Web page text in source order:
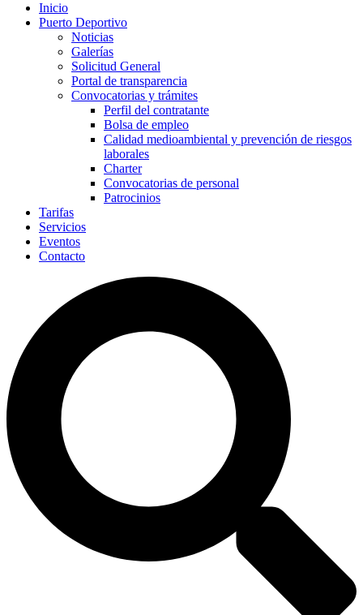
Inicio
Puerto Deportivo
Noticias
Galerías
Solicitud General
Portal de transparencia
Convocatorias y trámites
Perfil del contratante
Bolsa de empleo
Calidad medioambiental y prevención de riesgos
laborales
Charter
Convocatorias de personal
Patrocinios
Tarifas
Servicios
Eventos
Contacto